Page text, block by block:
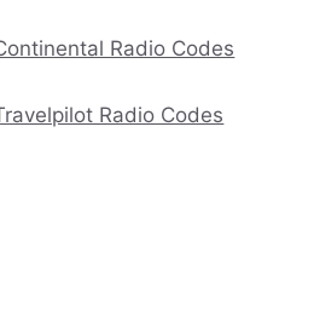
Radio Codes
Radio Codes